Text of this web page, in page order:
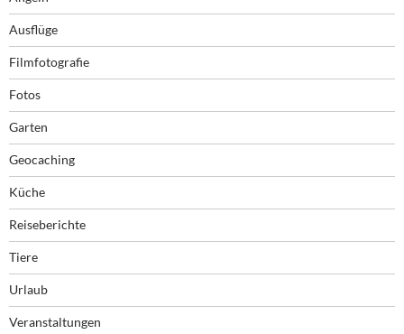
Ausflüge
Filmfotografie
Fotos
Garten
Geocaching
Küche
Reiseberichte
Tiere
Urlaub
Veranstaltungen